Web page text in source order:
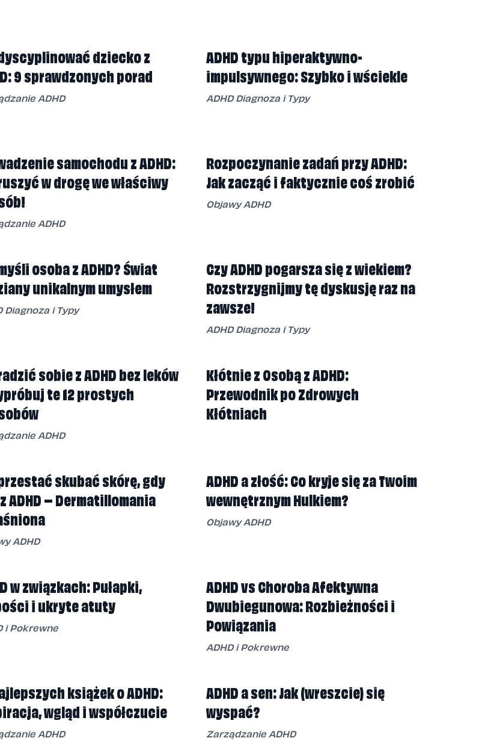
dziecko z
9 sprawdzonych porad
ADHD
ADHD typu hiperaktywno-
impulsywnego: Szybko i wściekle
ADHD Diagnoza i Typy
samochodu z ADHD:
w drogę we właściwy
ADHD
Rozpoczynanie zadań przy ADHD:
Jak zacząć i faktycznie coś zrobić
Objawy ADHD
osoba z ADHD? Świat
unikalnym umysłem
Diagnoza i Typy
Czy ADHD pogarsza się z wiekiem?
Rozstrzygnijmy tę dyskusję raz na
zawsze!
ADHD Diagnoza i Typy
sobie z ADHD bez leków
te 12 prostych
ADHD
Kłótnie z Osobą z ADHD:
Przewodnik po Zdrowych
Kłótniach
skubać skórę, gdy
ADHD – Dermatillomania
ADHD
ADHD a złość: Co kryje się za Twoim
wewnętrznym Hulkiem?
Objawy ADHD
w związkach: Pułapki,
i ukryte atuty
i Pokrewne
ADHD vs Choroba Afektywna
Dwubiegunowa: Rozbieżności i
Powiązania
ADHD i Pokrewne
książek o ADHD:
wgląd i współczucie
ADHD
ADHD a sen: Jak (wreszcie) się
wyspać?
Zarządzanie ADHD